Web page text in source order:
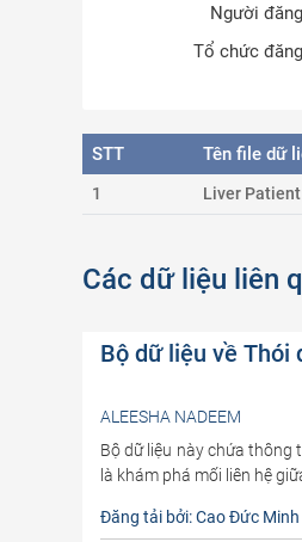
Người
Tổ chức
STT Tên file dữ
1 Liver
Các dữ liệu liên
Bộ dữ liệu về Thói
ALEESHA NADEEM
Bộ dữ liệu này chứa thông
là khám phá mối liên hệ
Đăng tải bởi: Cao Đức